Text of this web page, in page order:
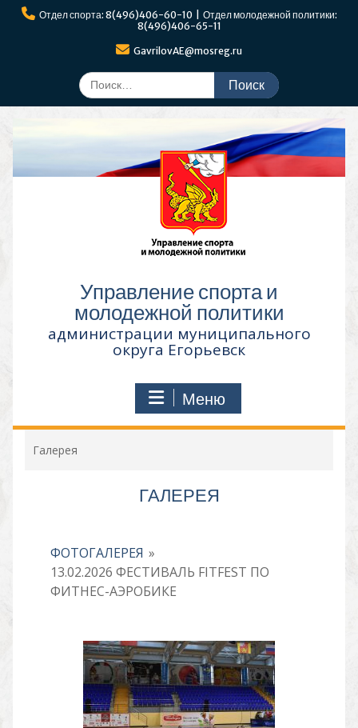
ПерейтиОтдел спорта: 8(496)406-60-10 | Отдел молодежной политики:
8(496)406-65-11
GavrilovAE@mosreg.ru
Поиск
по:
Управление спорта и
молодежной политики
администрации муниципального
округа Егорьевск
Меню
Галерея
ГАЛЕРЕЯ
ФОТОГАЛЕРЕЯ »
13.02.2026 ФЕСТИВАЛЬ FITFEST ПО
ФИТНЕС-АЭРОБИКЕ